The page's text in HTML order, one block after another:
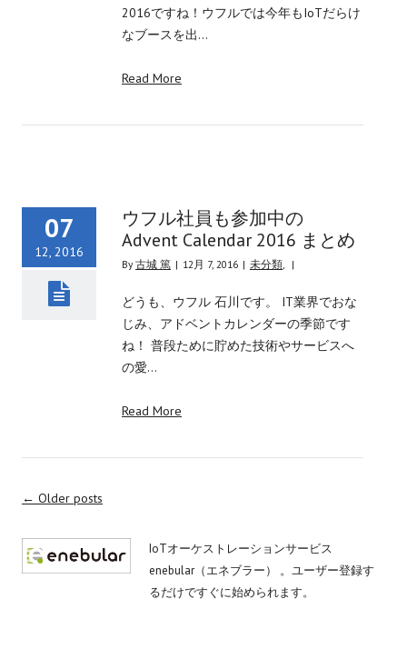
2016ですね！ウフルでは今年もIoTだらけ
なブースを出…
Read More
07
12, 2016
ウフル社員も参加中の
Advent Calendar 2016 まとめ
By 古城 篤 | 12月 7, 2016 | 未分類, |
どうも、ウフル 石川です。 IT業界でおな
じみ、アドベントカレンダーの季節です
ね！ 普段ために貯めた技術やサービスへ
の愛…
Read More
Post
← Older posts
IoTオーケストレーションサービス
enebular（エネブラー） 。ユーザー登録す
るだけですぐに始められます。